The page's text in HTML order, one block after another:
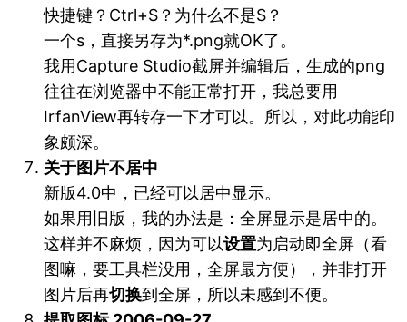
快捷键？Ctrl+S？为什么不是S？
一个s，直接另存为*.png就OK了。
我用Capture Studio截屏并编辑后，生成的png
往往在浏览器中不能正常打开，我总要用
IrfanView再转存一下才可以。所以，对此功能印
象颇深。
关于图片不居中
新版4.0中，已经可以居中显示。
如果用旧版，我的办法是：全屏显示是居中的。
这样并不麻烦，因为可以设置为启动即全屏（看
图嘛，要工具栏没用，全屏最方便），并非打开
图片后再切换到全屏，所以未感到不便。